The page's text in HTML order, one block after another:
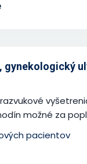
možné za
pacientov